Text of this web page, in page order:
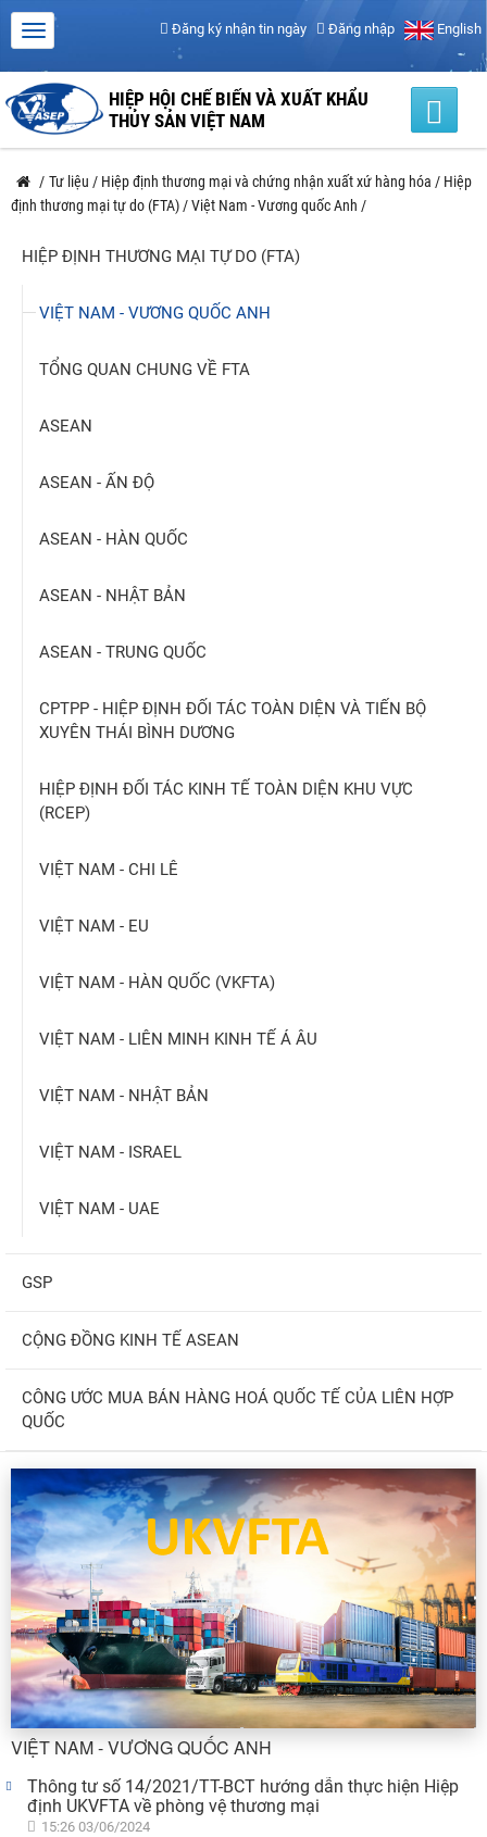
Đăng ký nhận tin ngày Đăng nhập English
HIỆP HỘI CHẾ BIẾN VÀ XUẤT KHẨU
THỦY SẢN VIỆT NAM
/ Tư liệu / Hiệp định thương mại và chứng nhận xuất xứ hàng hóa / Hiệp
định thương mại tự do (FTA) /Việt Nam - Vương quốc Anh /
HIỆP ĐỊNH THƯƠNG MẠI TỰ DO (FTA)
VIỆT NAM - VƯƠNG QUỐC ANH
TỔNG QUAN CHUNG VỀ FTA
ASEAN
ASEAN - ẤN ĐỘ
ASEAN - HÀN QUỐC
ASEAN - NHẬT BẢN
ASEAN - TRUNG QUỐC
CPTPP - HIỆP ĐỊNH ĐỐI TÁC TOÀN DIỆN VÀ TIẾN BỘ
XUYÊN THÁI BÌNH DƯƠNG
HIỆP ĐỊNH ĐỐI TÁC KINH TẾ TOÀN DIỆN KHU VỰC
(RCEP)
VIỆT NAM - CHI LÊ
VIỆT NAM - EU
VIỆT NAM - HÀN QUỐC (VKFTA)
VIỆT NAM - LIÊN MINH KINH TẾ Á ÂU
VIỆT NAM - NHẬT BẢN
VIỆT NAM - ISRAEL
VIỆT NAM - UAE
GSP
CỘNG ĐỒNG KINH TẾ ASEAN
CÔNG ƯỚC MUA BÁN HÀNG HOÁ QUỐC TẾ CỦA LIÊN HỢP
QUỐC
VIỆT NAM - VƯƠNG QUỐC ANH
Thông tư số 14/2021/TT-BCT hướng dẫn thực hiện Hiệp
định UKVFTA về phòng vệ thương mại
15:26 03/06/2024